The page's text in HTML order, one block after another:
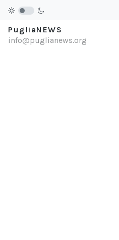
PugliaNEWS
info@puglianews.org